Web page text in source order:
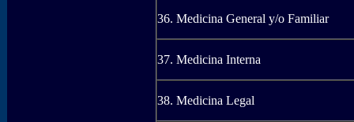
36. Medicina General y/o Familiar
37. Medicina Interna
38. Medicina Legal